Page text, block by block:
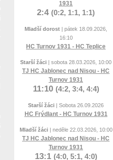
1931
2:4 (0:2, 1:1, 1:1)
Mladší dorost | pátek 18.09.2026,
16:10
HC Turnov 1931 - HC Teplice
Starší žáci | sobota 28.03.2026, 10:00
TJ HC Jablonec nad Nisou - HC
Turnov 1931
11:10 (4:2, 3:4, 4:4)
Starší žáci | Sobota 26.09.2026
HC Frýdlant - HC Turnov 1931
Mladší žáci| neděle 22.03.2026, 10:00
TJ HC Jablonec nad Nisou - HC
Turnov 1931
13:1 (4:0, 5:1, 4:0)